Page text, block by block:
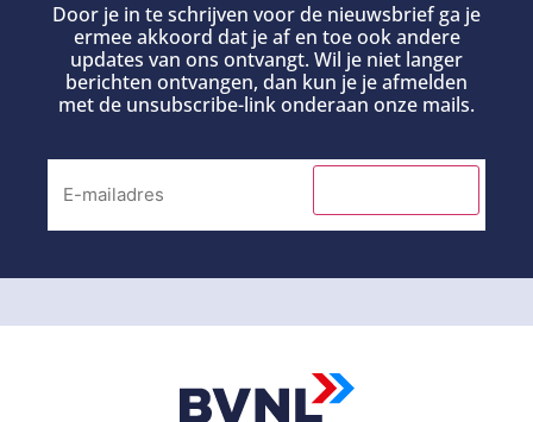
Door je in te schrijven voor de nieuwsbrief ga je
ermee akkoord dat je af en toe ook andere
updates van ons ontvangt. Wil je niet langer
berichten ontvangen, dan kun je je afmelden
met de unsubscribe-link onderaan onze mails.